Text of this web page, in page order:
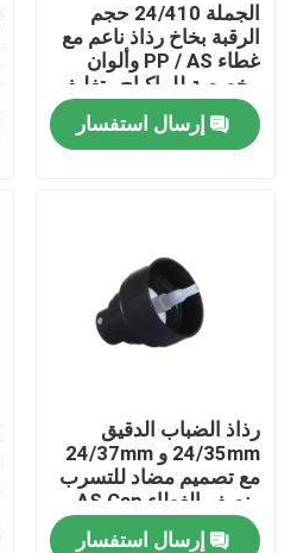
منتجات
معلومات عنا
جولة في المعمل
الجملة 24/410 حجم
الرقبة بخاخ رذاذ ناعم مع
غطاء PP / AS وألوان
مخصصة للماكياج وتغليف
مستحضرات التجميل
إرسال استفسار
رذاذ الضباب الدقيق
24/35mm و 24/37mm
مع تصميم مضاد للتسرب
ونصف الغطاء AS Cap
إرسال استفسار